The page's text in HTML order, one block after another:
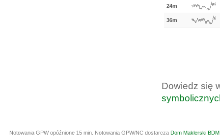
24m
36m
Dowiedz się
Notowania GPW opóźnione 15 min. Notowania GPW/NC dostarcza Dom Maklerski